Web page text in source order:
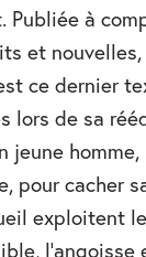
Publiée à
et
ce dernier
lors de sa
jeune
pour cacher
exploitent